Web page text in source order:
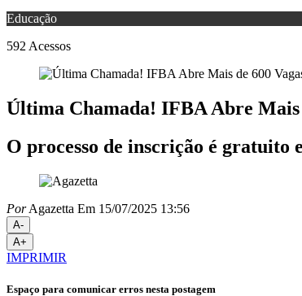
Educação
592 Acessos
Última Chamada! IFBA Abre Mais
O processo de inscrição é gratuito
PorAgazetta Em 15/07/2025 13:56
A-
A+
IMPRIMIR
Espaço para comunicar erros nesta postagem